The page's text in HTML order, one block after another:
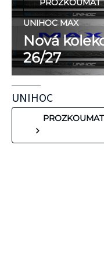
UNIHOC MAX
Nová
26/27
UNIHOC
PROZKOUMAT